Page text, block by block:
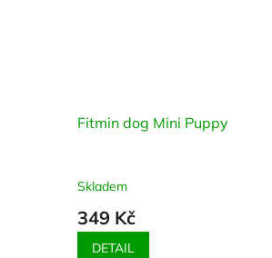
Fitmin dog Mini Puppy
Skladem
349 Kč
DETAIL